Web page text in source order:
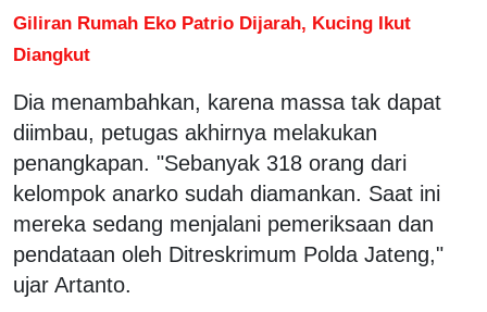
Giliran Rumah Eko Patrio Dijarah, Kucing Ikut
Diangkut
Dia menambahkan, karena massa tak dapat
diimbau, petugas akhirnya melakukan
penangkapan. "Sebanyak 318 orang dari
kelompok anarko sudah diamankan. Saat ini
mereka sedang menjalani pemeriksaan dan
pendataan oleh Ditreskrimum Polda Jateng,"
ujar Artanto.